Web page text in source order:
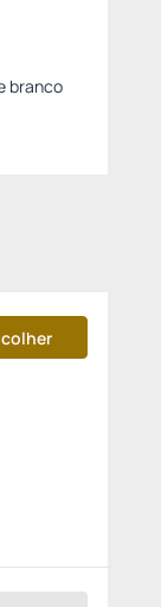
branco